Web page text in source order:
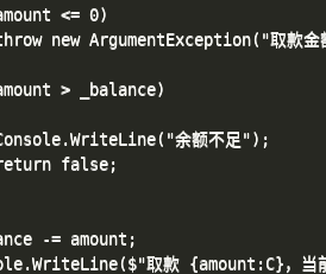
<= 0)
new ArgumentException("取款金
> _balance)
余额不足");
false;
-= amount;
取款 {amount:C}，当